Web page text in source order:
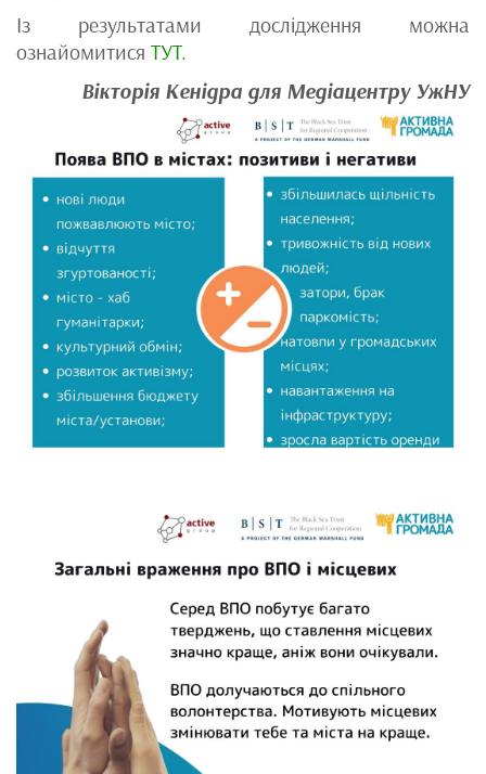
Із результатами дослідження можна
ознайомитися ТУТ.
Вікторія Кенідра для Медіацентру УжНУ